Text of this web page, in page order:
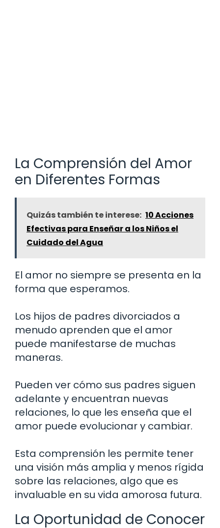
La Comprensión del Amor
en Diferentes Formas
Quizás también te interese: 10 Acciones
Efectivas para Enseñar a los Niños el
Cuidado del Agua
El amor no siempre se presenta en la
forma que esperamos.
Los hijos de padres divorciados a
menudo aprenden que el amor
puede manifestarse de muchas
maneras.
Pueden ver cómo sus padres siguen
adelante y encuentran nuevas
relaciones, lo que les enseña que el
amor puede evolucionar y cambiar.
Esta comprensión les permite tener
una visión más amplia y menos rígida
sobre las relaciones, algo que es
invaluable en su vida amorosa futura.
La Oportunidad de Conocer